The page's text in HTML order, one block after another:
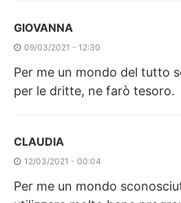
GIOVANNA
09/03/2021 - 12:30
Per me un mondo del tutto
per le dritte, ne farò tesoro.
CLAUDIA
12/03/2021 - 00:04
Per me un mondo